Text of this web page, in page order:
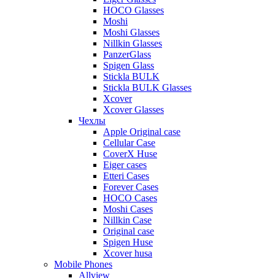
HOCO Glasses
Moshi
Moshi Glasses
Nillkin Glasses
PanzerGlass
Spigen Glass
Stickla BULK
Stickla BULK Glasses
Xcover
Xcover Glasses
Чехлы
Apple Original case
Cellular Case
CoverX Huse
Eiger cases
Etteri Cases
Forever Cases
HOCO Cases
Moshi Cases
Nillkin Case
Original case
Spigen Huse
Xcover husa
Mobile Phones
Allview